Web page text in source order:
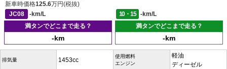
新車時価格125.6万円(税抜)
JC08
-km/L 10・15
-km/L
満タンでどこまで走る？
-km
満タンでどこまで走る？
-km
排気量 1453cc
使用燃料
エンジン
軽油
ディーゼル